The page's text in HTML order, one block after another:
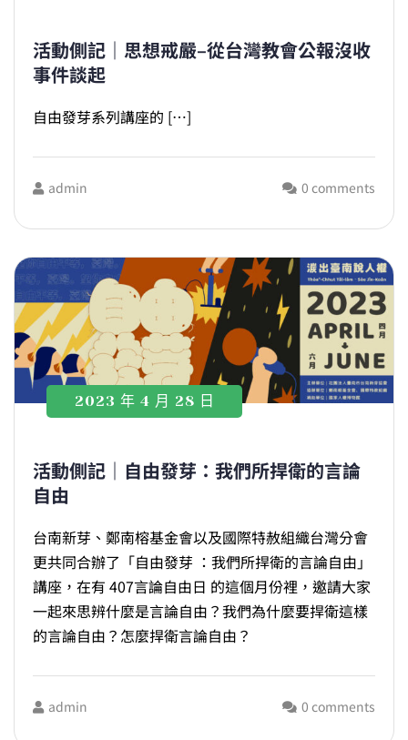
活動側記｜思想戒嚴–從台灣教會公報沒收
事件談起
自由發芽系列講座的 […]
admin 0 comments
2023 年 4 月 28 日
活動側記｜自由發芽：我們所捍衛的言論
自由
台南新芽、鄭南榕基金會以及國際特赦組織台灣分會
更共同合辦了「自由發芽 ：我們所捍衛的言論自由」
講座，在有 407言論自由日 的這個月份裡，邀請大家
一起來思辨什麼是言論自由？我們為什麼要捍衛這樣
的言論自由？怎麼捍衛言論自由？
admin 0 comments